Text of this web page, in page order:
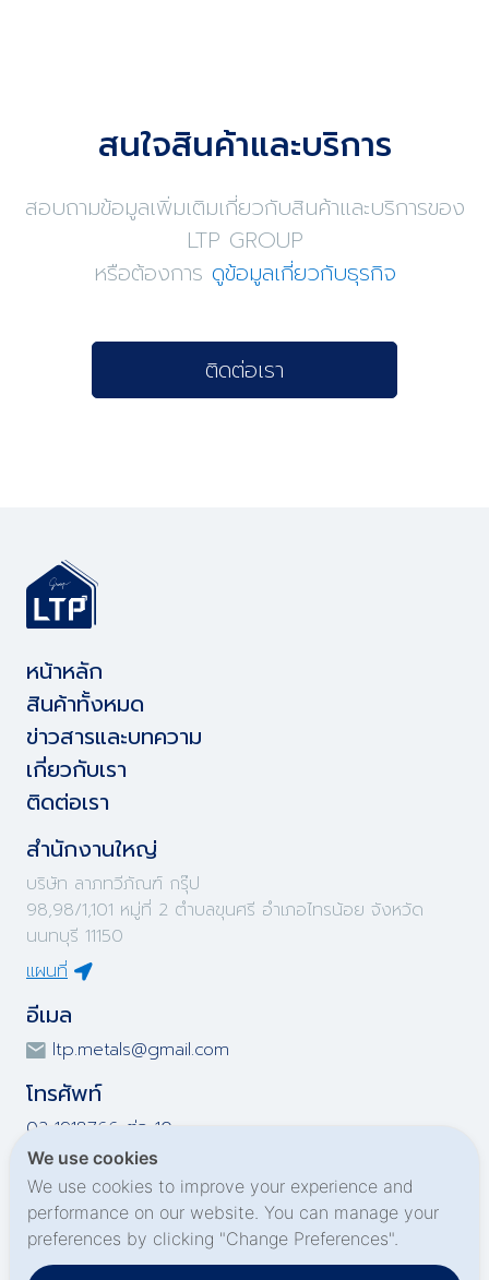
สนใจสินค้าและบริการ
สอบถามข้อมูลเพิ่มเติมเกี่ยวกับสินค้าและบริการของ
LTP GROUP
หรือต้องการ ดูข้อมูลเกี่ยวกับธุรกิจ
ติดต่อเรา
หน้าหลัก
สินค้าทั้งหมด
ข่าวสารและบทความ
เกี่ยวกับเรา
ติดต่อเรา
สำนักงานใหญ่
บริษัท ลาภทวีภัณฑ์ กรุ๊ป
98,98/1,101 หมู่ที่ 2 ตำบลขุนศรี อำเภอไทรน้อย จังหวัด
นนทบุรี 11150
แผนที่
อีเมล
ltp.metals@gmail.com
โทรศัพท์
02-1918766 ต่อ 10
02-1918767 ต่อ 10
02-1919695 ต่อ 10
02-1919696 ต่อ 10
Social Media
We use cookies
We use cookies to improve your experience and
performance on our website. You can manage your
preferences by clicking "Change Preferences".